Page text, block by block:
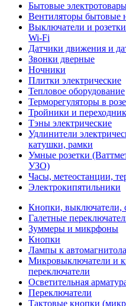
Бытовые
Вентиляторы бытовые
Выключатели и
Wi-Fi
Датчики движения и
Звонки дверные
Ночники
Плитки электрические
Тепловое оборудование
Терморегуляторы в
Тройники и
Тэны электрические
Удлинители
катушки, рамки
Умные розетки
УЗО)
Часы, метеостанции,
Электрокипятильники
Кнопки, выключатели,
Галетные
Зуммеры и микрфоны
Кнопки
Лампы к
Микровыключатели и
переключатели
Осветительная
Переключатели
Тактовые кнопки